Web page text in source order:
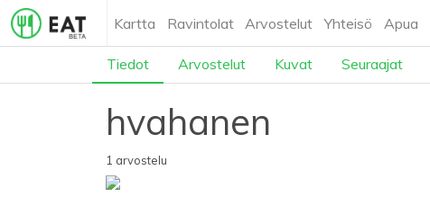
Kartta Ravintolat Arvostelut Yhteisö Apua
Tiedot Arvostelut Kuvat Seuraajat
hvahanen
1 arvostelu